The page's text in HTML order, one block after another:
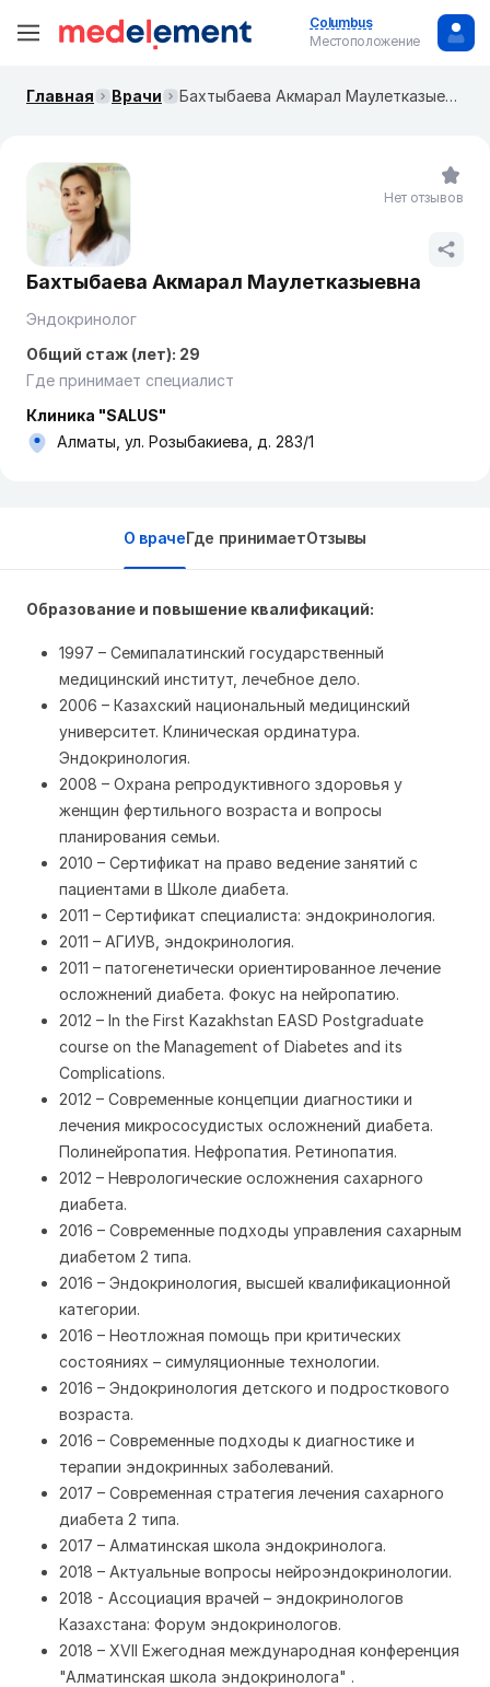
Columbus
Местоположение
Главная Врачи Бахтыбаева Акмарал Маулетказыевна
Бахтыбаева Акмарал Маулетказыевна
Эндокринолог
Общий стаж (лет): 29
Где принимает специалист
Клиника "SALUS"
Алматы, ул. Розыбакиева, д. 283/1
Нет отзывов
О врачеГде принимаетОтзывы
Образование и повышение квалификаций:
1997 – Семипалатинский государственный
медицинский институт, лечебное дело.
2006 – Казахский национальный медицинский
университет. Клиническая ординатура.
Эндокринология.
2008 – Охрана репродуктивного здоровья у
женщин фертильного возраста и вопросы
планирования семьи.
2010 – Сертификат на право ведение занятий с
пациентами в Школе диабета.
2011 – Сертификат специалиста: эндокринология.
2011 – АГИУВ, эндокринология.
2011 – патогенетически ориентированное лечение
осложнений диабета. Фокус на нейропатию.
2012 – In the First Kazakhstan EASD Postgraduate
course on the Management of Diabetes and its
Complications.
2012 – Современные концепции диагностики и
лечения микрососудистых осложнений диабета.
Полинейропатия. Нефропатия. Ретинопатия.
2012 – Неврологические осложнения сахарного
диабета.
2016 – Современные подходы управления сахарным
диабетом 2 типа.
2016 – Эндокринология, высшей квалификационной
категории.
2016 – Неотложная помощь при критических
состояниях – симуляционные технологии.
2016 – Эндокринология детского и подросткового
возраста.
2016 – Современные подходы к диагностике и
терапии эндокринных заболеваний.
2017 – Современная стратегия лечения сахарного
диабета 2 типа.
2017 – Алматинская школа эндокринолога.
2018 – Актуальные вопросы нейроэндокринологии.
2018 - Ассоциация врачей – эндокринологов
Казахстана: Форум эндокринологов.
2018 – XVII Ежегодная международная конференция
"Алматинская школа эндокринолога" .